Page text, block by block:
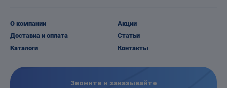
О компании
Доставка и оплата
Каталоги
Акции
Статьи
Контакты
Звоните и заказывайте